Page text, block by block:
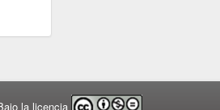
la licencia